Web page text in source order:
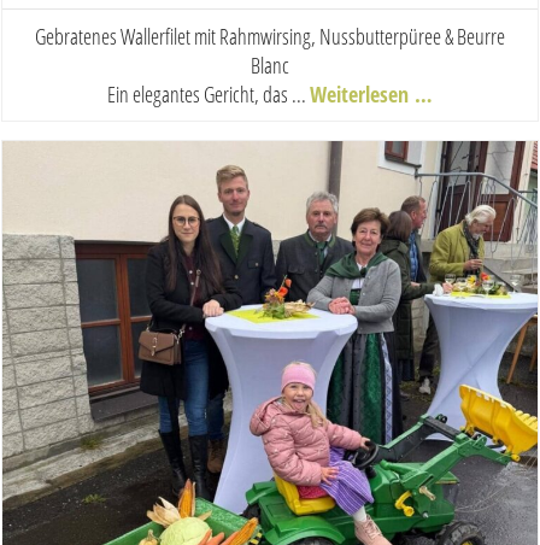
Gebratenes Wallerfilet mit Rahmwirsing, Nussbutterpüree & Beurre
Blanc
Ein elegantes Gericht, das ...Weiterlesen …